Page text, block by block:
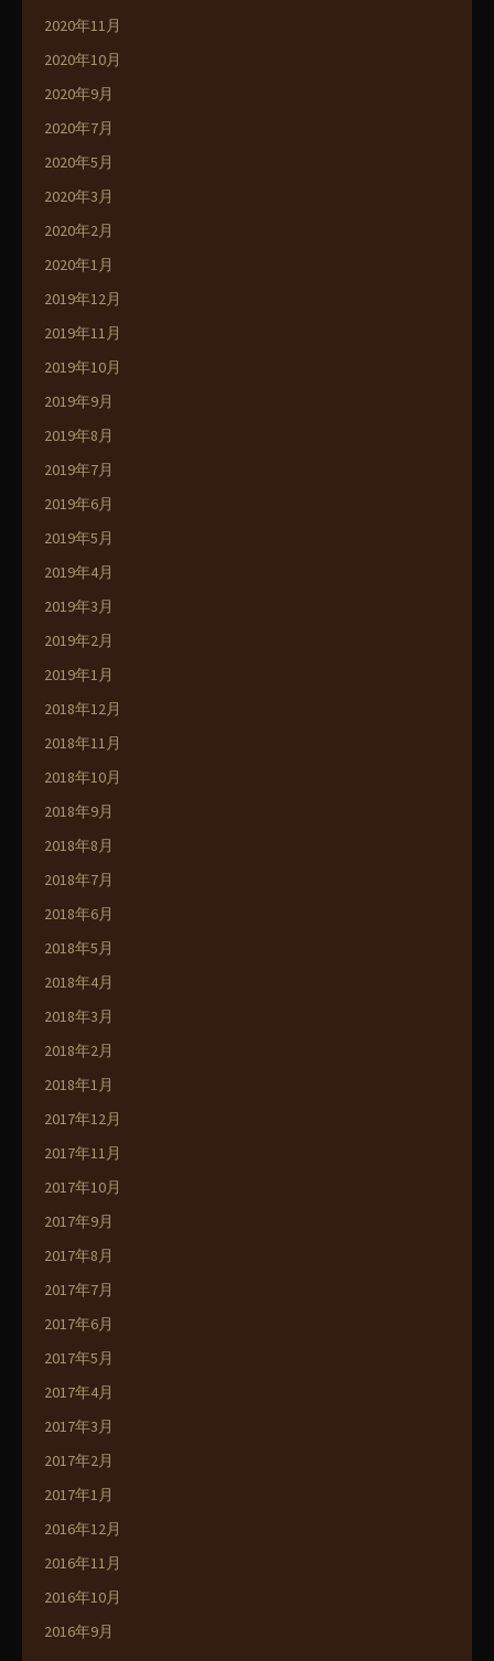
2020年11月
2020年10月
2020年9月
2020年7月
2020年5月
2020年3月
2020年2月
2020年1月
2019年12月
2019年11月
2019年10月
2019年9月
2019年8月
2019年7月
2019年6月
2019年5月
2019年4月
2019年3月
2019年2月
2019年1月
2018年12月
2018年11月
2018年10月
2018年9月
2018年8月
2018年7月
2018年6月
2018年5月
2018年4月
2018年3月
2018年2月
2018年1月
2017年12月
2017年11月
2017年10月
2017年9月
2017年8月
2017年7月
2017年6月
2017年5月
2017年4月
2017年3月
2017年2月
2017年1月
2016年12月
2016年11月
2016年10月
2016年9月